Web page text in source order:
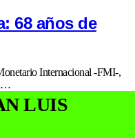
68 años de
Internacional -FMI-,
LUIS